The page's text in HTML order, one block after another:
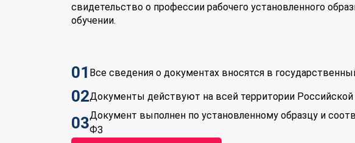
свидетельство о профессии рабочего установленного
обучении.
01 Все сведения о документах вносятся в
02Документы действуют на всей территории
03Документ выполнен по установленному образцу и
ФЗ